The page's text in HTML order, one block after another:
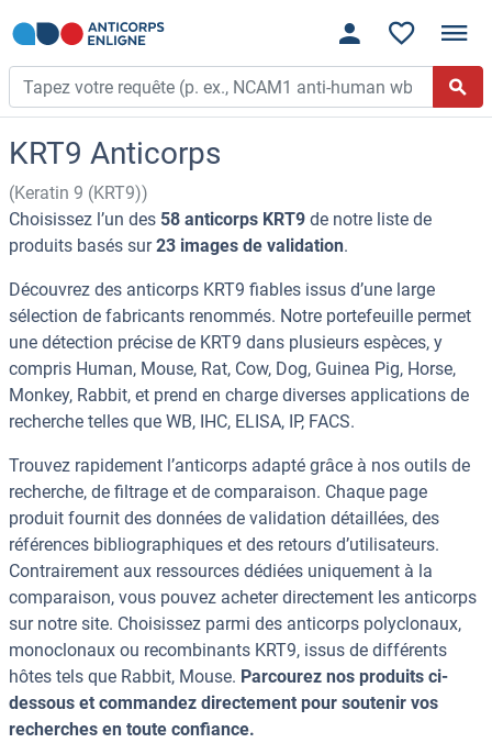
KRT9 Anticorps
(Keratin 9 (KRT9))
Choisissez l’un des 58 anticorps KRT9 de notre liste de
produits basés sur23 images de validation.
Découvrez des anticorps KRT9 fiables issus d’une large
sélection de fabricants renommés. Notre portefeuille permet
une détection précise de KRT9 dans plusieurs espèces, y
compris Human, Mouse, Rat, Cow, Dog, Guinea Pig, Horse,
Monkey, Rabbit, et prend en charge diverses applications de
recherche telles que WB, IHC, ELISA, IP, FACS.
Trouvez rapidement l’anticorps adapté grâce à nos outils de
recherche, de filtrage et de comparaison. Chaque page
produit fournit des données de validation détaillées, des
références bibliographiques et des retours d’utilisateurs.
Contrairement aux ressources dédiées uniquement à la
comparaison, vous pouvez acheter directement les anticorps
sur notre site. Choisissez parmi des anticorps polyclonaux,
monoclonaux ou recombinants KRT9, issus de différents
hôtes tels que Rabbit, Mouse. Parcourez nos produits ci-
dessous et commandez directement pour soutenir vos
recherches en toute confiance.